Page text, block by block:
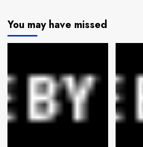
You may have missed